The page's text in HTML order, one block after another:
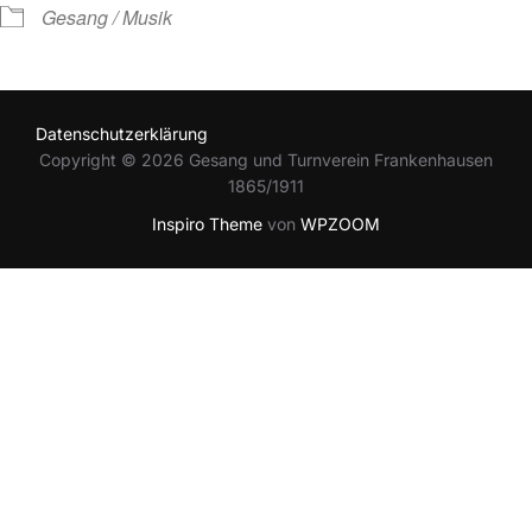
Gesang / Musik
Datenschutzerklärung
Copyright © 2026 Gesang und Turnverein Frankenhausen
1865/1911
Inspiro Theme von WPZOOM